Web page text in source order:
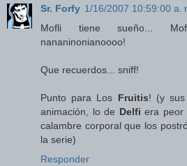
Sr. Forfy 1/16/2007 10:59:00 a.
Mofli tiene sueño...
nananinonianoooo!
Que recuerdos... sniff!
Punto para Los Fruitis! (y sus
animación, lo de Delfi era peor
calambre corporal que los
la serie)
Responder